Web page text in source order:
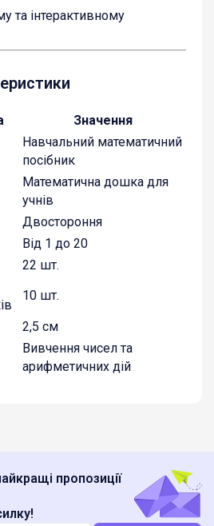
та інтерактивному
Значення
Навчальний математичний
посібник
Математична дошка для
учнів
Двостороння
Від 1 до 20
22 шт.
10 шт.
2,5 см
Вивчення чисел та
арифметичних дій
пропозиції